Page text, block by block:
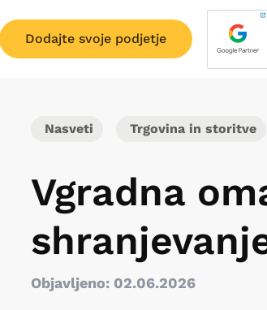
Dodajte svoje podjetje
Nasveti Trgovina in storitve
Vgradna
Objavljeno: 02.06.2026